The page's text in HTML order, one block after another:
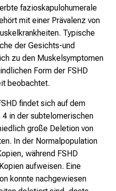
fazioskapulohumerale
mit einer Prävalenz von
Typische
der Gesichts-und
zu den Muskelsymptomen
Form der FSHD
beobachtet.
findet sich auf dem
4 in der subtelomerischen
große Deletion von
In der Normalpopulation
während FSHD
aufweisen. Eine
konnte nachgewiesen